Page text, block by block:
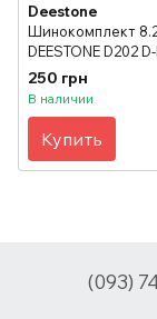
Deestone
Шинокомплект
DEESTONE D202
для погрузчиков
250 грн
В наличии
Купить
(093)